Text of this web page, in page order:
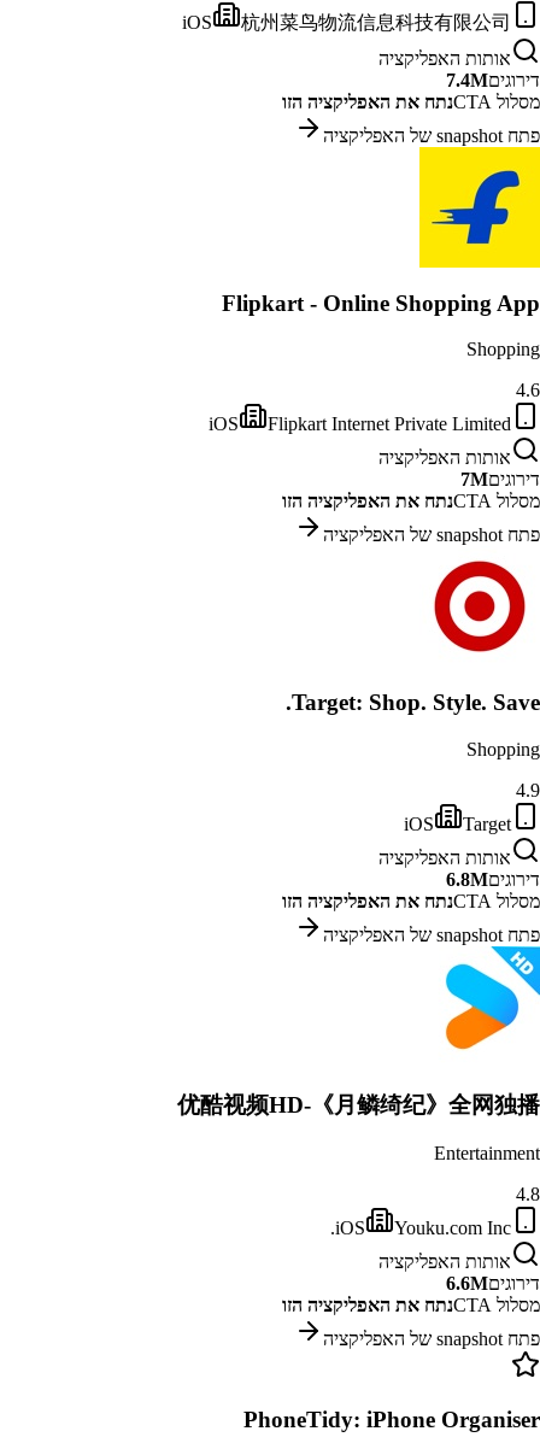
iOS
杭州菜鸟物流信息科技有限公司
אותות האפליקציה
דירוגים7.4M
מסלול CTA
נתח את האפליקציה הזו
פתח snapshot של האפליקציה
Flipkart - Online Shopping App
Shopping
4.6
iOS
Flipkart Internet Private Limited
אותות האפליקציה
דירוגים7M
מסלול CTA
נתח את האפליקציה הזו
פתח snapshot של האפליקציה
Target: Shop. Style. Save.
Shopping
4.9
iOS
Target
אותות האפליקציה
דירוגים6.8M
מסלול CTA
נתח את האפליקציה הזו
פתח snapshot של האפליקציה
优酷视频HD-《月鳞绮纪》全网独播
Entertainment
4.8
iOS
Youku.com Inc.
אותות האפליקציה
דירוגים6.6M
מסלול CTA
נתח את האפליקציה הזו
פתח snapshot של האפליקציה
PhoneTidy: iPhone Organiser